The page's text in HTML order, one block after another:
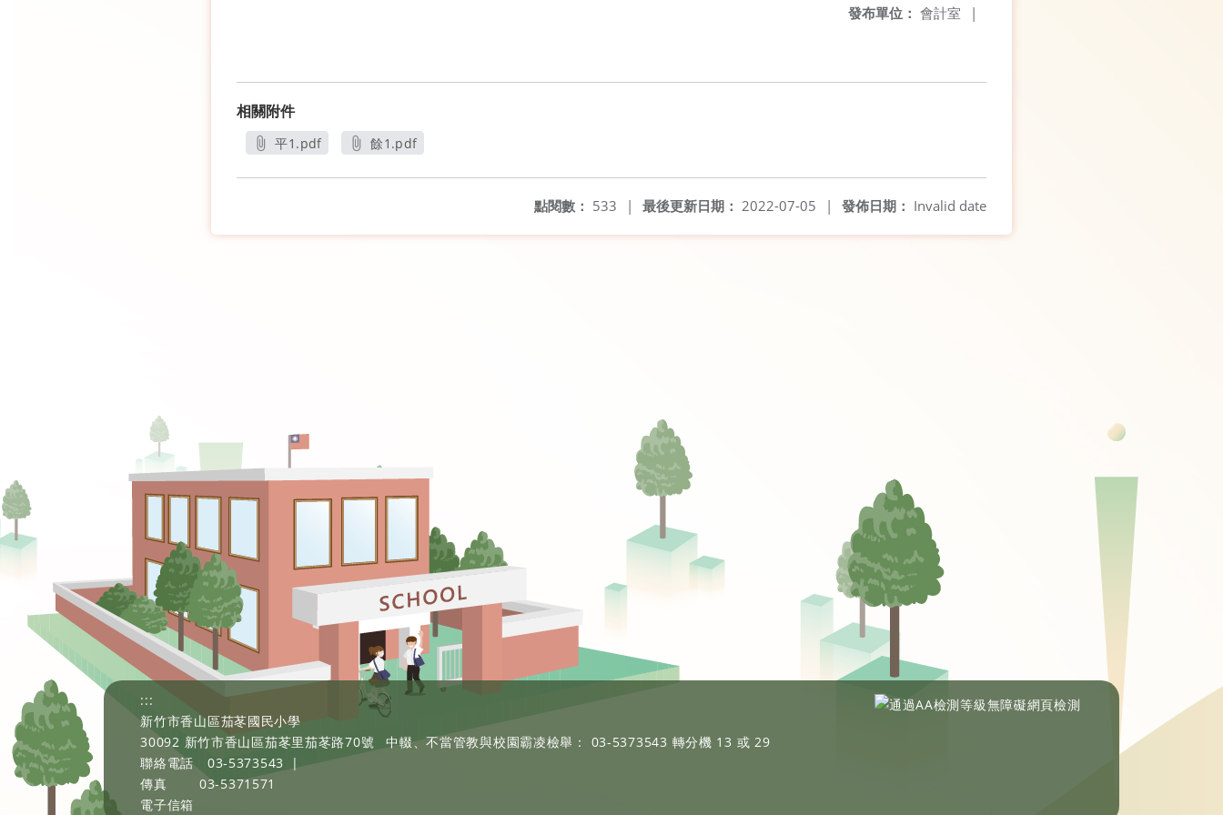
發布單位： 會計室 |
相關附件
平1.pdf
餘1.pdf
發佈日期： Invalid date
最後更新日期： 2022-07-05 |
點閱數： 533 |
:::
新竹市香山區茄苳國民小學
30092 新竹市香山區茄苳里茄苳路70號
中輟、不當管教與校園霸凌檢舉： 03-5373543 轉分機 13 或 29
聯絡電話
03-5373543
|
傳真
03-5371571
電子信箱